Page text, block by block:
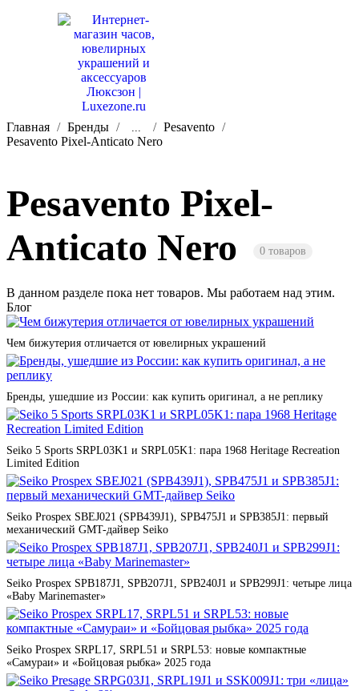
Главная Бренды ...
Pesavento
Pesavento Pixel-Anticato Nero
Pesavento Pixel-
Anticato Nero
0 товаров
В данном разделе пока нет товаров. Мы работаем над этим.
Блог
Чем бижутерия отличается от ювелирных украшений
Бренды, ушедшие из России: как купить оригинал, а не реплику
Seiko 5 Sports SRPL03K1 и SRPL05K1: пара 1968 Heritage Recreation
Limited Edition
Seiko Prospex SBEJ021 (SPB439J1), SPB475J1 и SPB385J1: первый
механический GMT-дайвер Seiko
Seiko Prospex SPB187J1, SPB207J1, SPB240J1 и SPB299J1: четыре лица
«Baby Marinemaster»
Seiko Prospex SRPL17, SRPL51 и SRPL53: новые компактные
«Самураи» и «Бойцовая рыбка» 2025 года